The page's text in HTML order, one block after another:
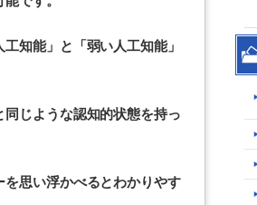
知能」と「弱い人工知能」
じような認知的状態を持っ
思い浮かべるとわかりやす